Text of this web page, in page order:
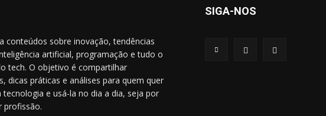
conteúdos sobre inovação, tendências
artificial, programação e tudo o
tech. O objetivo é compartilhar
dicas práticas e análises para quem quer
e usá-la no dia a dia, seja por
profissão.
SIGA-NOS